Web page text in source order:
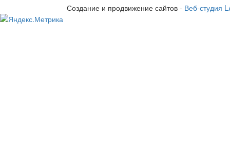
Создание и продвижение сайтов - Веб-студия